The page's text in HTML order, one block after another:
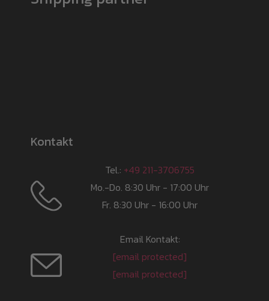
Kontakt
Tel.: +49 211-3706755
Mo.-Do. 8:30 Uhr - 17:00 Uhr
Fr. 8:30 Uhr - 16:00 Uhr
Email Kontakt:
[email protected]
[email protected]